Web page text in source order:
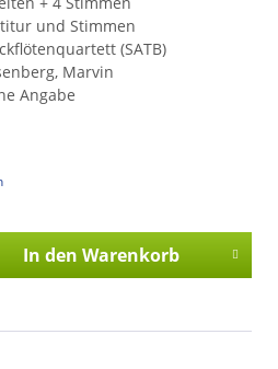
und Stimmen
(SATB)
Marvin
Angabe
In den Warenkorb